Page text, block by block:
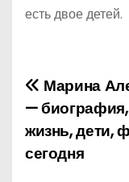
есть двое детей.
Н
а
в
Марина
—
жизнь, дети,
сегодня